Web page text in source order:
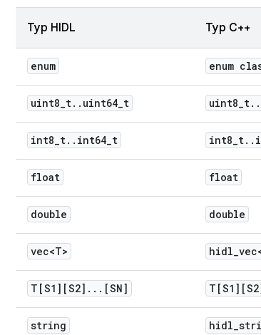
Typ HIDL Typ C++
enum enum
uint8_t. . uint64_t uint8_t. .
int8_t. . int64_t int8_t. .
float float
double double
vec<T> hidl_
T[S1][S2] . . . [SN]
string hidl_